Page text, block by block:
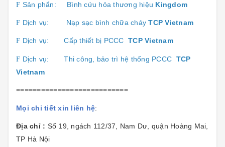
F Sản phẩn: Bình cứu hỏa thương hiệu Kingdom
F Dịch vụ: Nạp sạc bình chữa cháyTCP Vietnam
F Dịch vụ:Cấp thiết bị PCCC TCP Vietnam
F Dịch vụ:Thi công, bảo trì hệ thống PCCC TCP
Vietnam
===========================
Mọi chi tiết xin liên hệ:
Địa chỉ : Số 19, ngách 112/37, Nam Dư, quận Hoàng Mai,
TP Hà Nội